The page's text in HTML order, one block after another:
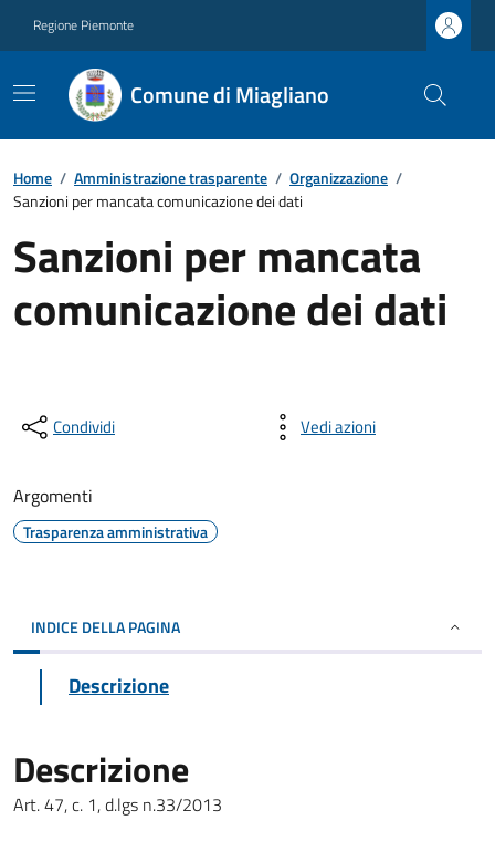
Regione Piemonte
Comune di Miagliano
Home / Amministrazione trasparente / Organizzazione /
Sanzioni per mancata comunicazione dei dati
Sanzioni per mancata
comunicazione dei dati
Condividi Vedi azioni
Argomenti
Trasparenza amministrativa
INDICE DELLA PAGINA
Descrizione
Descrizione
Art. 47, c. 1, d.lgs n.33/2013